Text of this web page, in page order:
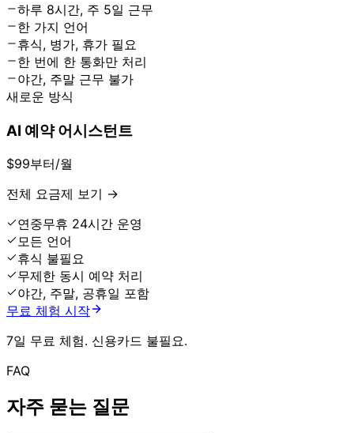
하루 8시간, 주 5일 근무
한 가지 언어
휴식, 병가, 휴가 필요
한 번에 한 통화만 처리
야간, 주말 근무 불가
새로운 방식
AI 예약 어시스턴트
$99부터/월
전체 요금제 보기 →
연중무휴 24시간 운영
모든 언어
휴식 불필요
무제한 동시 예약 처리
야간, 주말, 공휴일 포함
무료 체험 시작
7일 무료 체험. 신용카드 불필요.
FAQ
자주 묻는 질문